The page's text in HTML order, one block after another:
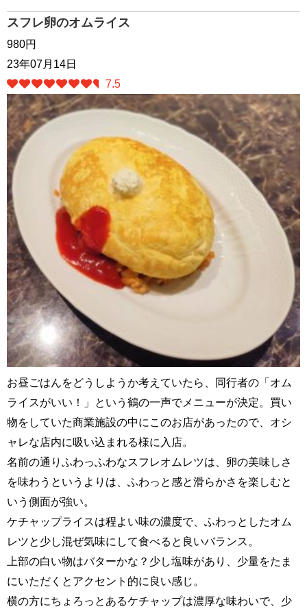
スフレ卵のオムライス
980円
23年07月14日
7.5
お昼ごはんをどうしようか考えていたら、同行者の「オム
ライスがいい！」という鶴の一声でメニューが決定。買い
物をしていた商業施設の中にこのお店があったので、オシ
ャレな店内に吸い込まれる様に入店。
名前の通りふわっふわなスフレオムレツは、卵の美味しさ
を味わうというよりは、ふわっと感と滑らかさを楽しむと
いう側面が強い。
ケチャップライスは程よい味の濃度で、ふわっとしたオム
レツと少し混ぜ気味にして食べると良いバランス。
上部の白い物はバターかな？少し塩味があり、少量をたま
にいただくとアクセント的に良い感じ。
横の方にちょろっとあるケチャップは濃厚な味わいで、少